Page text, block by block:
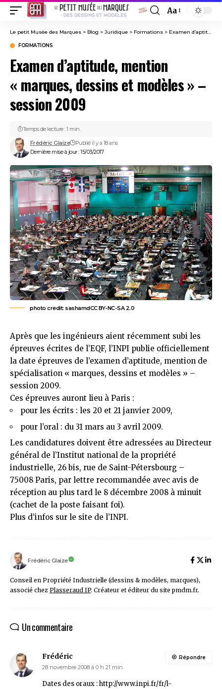
Font
Resizer
Aa
Le petit Musée des Marques > Blog > Juridique > Formations > Examen d’aptitude, mention « marques, dessins et modèles » – session 2009
FORMATIONS
Examen d’aptitude, mention
« marques, dessins et modèles » –
session 2009
Dernière mise à jour : 15/03/2017
Frédéric Glaize Publié il y a 18 ans
Temps de lecture : 1 min.
photo credit: sashamdCC BY-NC-SA 2.0
Après que les ingénieurs aient récemment subi les
épreuves écrites de l’EQF, l’INPI publie officiellement
la date épreuves de l’examen d’aptitude, mention de
spécialisation « marques, dessins et modèles » –
session 2009.
Ces épreuves auront lieu à Paris :
pour les écrits : les 20 et 21 janvier 2009,
pour l’oral : du 31 mars au 3 avril 2009.
Les candidatures doivent être adressées au Directeur
général de l’Institut national de la propriété
industrielle, 26 bis, rue de Saint-Pétersbourg –
75008 Paris, par lettre recommandée avec avis de
réception au plus tard le 8 décembre 2008 à minuit
(cachet de la poste faisant foi).
Plus d’infos sur le site de l’INPI.
Frédéric Glaize
Conseil en Propriété Industrielle (dessins & modèles, marques),
associé chez Plasseraud IP. Créateur et éditeur du site pmdm.fr.
Un commentaire
Frédéric
28 novembre 2008 à 0 h 21 min
Dates des oraux :http://www.inpi.fr/fr/l-
Répondre